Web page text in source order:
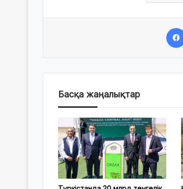
Басқа жаңалықтар